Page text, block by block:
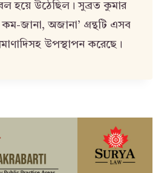
হয়ে উঠেছিল। সুব্রত কুমার
কম-জানা, অজানা’ গ্রন্থটি এসব
উপস্থাপন করেছে।